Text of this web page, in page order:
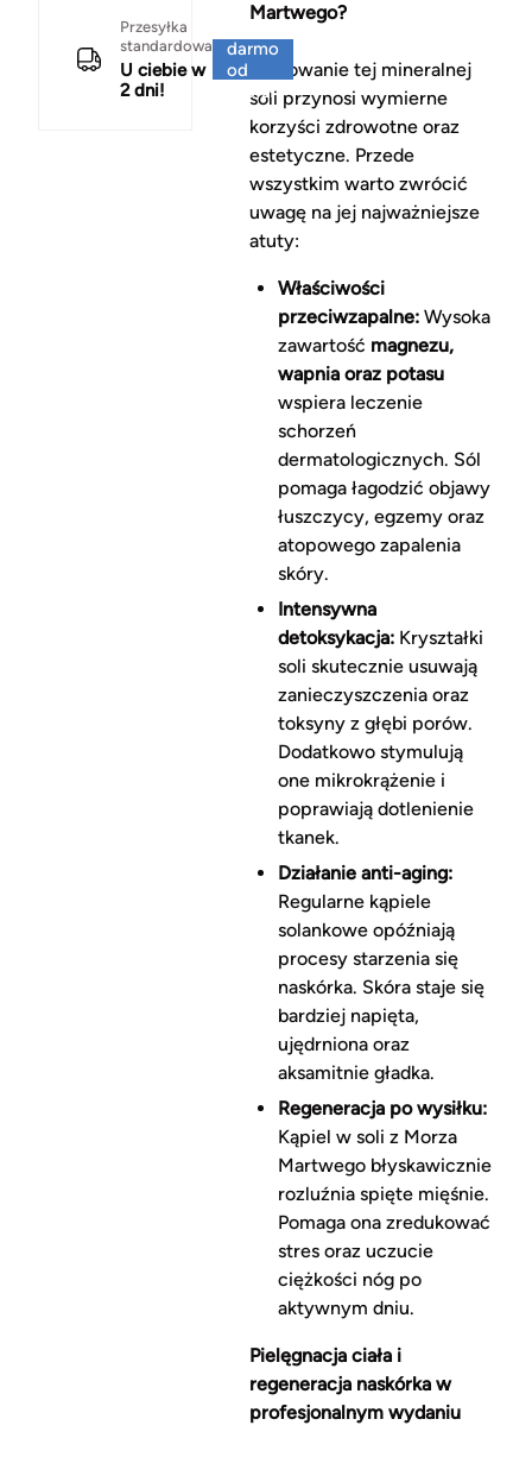
Przesyłka
standardowa
U ciebie w
2 dni!
darmo
od
150 zł
Martwego?
Stosowanie tej mineralnej
soli przynosi wymierne
korzyści zdrowotne oraz
estetyczne. Przede
wszystkim warto zwrócić
uwagę na jej najważniejsze
atuty:
Właściwości
przeciwzapalne:Wysoka
zawartość magnezu,
wapnia oraz potasu
wspiera leczenie
schorzeń
dermatologicznych. Sól
pomaga łagodzić objawy
łuszczycy, egzemy oraz
atopowego zapalenia
skóry.
Intensywna
detoksykacja:Kryształki
soli skutecznie usuwają
zanieczyszczenia oraz
toksyny z głębi porów.
Dodatkowo stymulują
one mikrokrążenie i
poprawiają dotlenienie
tkanek.
Działanie anti-aging:
Regularne kąpiele
solankowe opóźniają
procesy starzenia się
naskórka. Skóra staje się
bardziej napięta,
ujędrniona oraz
aksamitnie gładka.
Regeneracja po wysiłku:
Kąpiel w soli z Morza
Martwego błyskawicznie
rozluźnia spięte mięśnie.
Pomaga ona zredukować
stres oraz uczucie
ciężkości nóg po
aktywnym dniu.
Pielęgnacja ciała i
regeneracja naskórka w
profesjonalnym wydaniu